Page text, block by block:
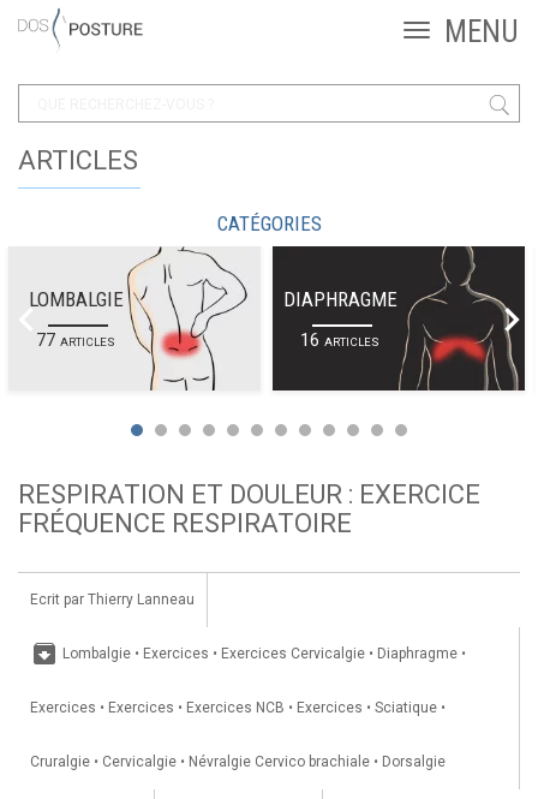
ARTICLES
CATÉGORIES
LOMBALGIE
77ARTICLES
DIAPHRAGME
16ARTICLES
RESPIRATION ET DOULEUR : EXERCICE
FRÉQUENCE RESPIRATOIRE
Ecrit par Thierry Lanneau
archive Lombalgie • Exercices • Exercices Cervicalgie • Diaphragme •
Exercices • Exercices • Exercices NCB • Exercices • Sciatique •
Cruralgie • Cervicalgie • Névralgie Cervico brachiale • Dorsalgie